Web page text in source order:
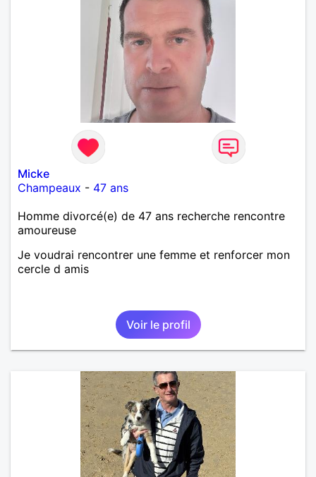
Micke
Champeaux - 47 ans
Homme divorcé(e) de 47 ans recherche rencontre
amoureuse
Je voudrai rencontrer une femme et renforcer mon
cercle d amis
Voir le profil